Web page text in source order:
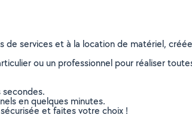
de services et à la location de matériel,
ou un professionnel pour réaliser
secondes.
en quelques minutes.
et faites votre choix !